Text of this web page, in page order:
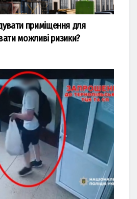
приміщення для
можливі ризики?